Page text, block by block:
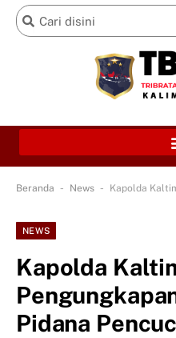
Beranda - News - Kapolda Kaltim Rilis
NEWS
Kapolda
Pidana